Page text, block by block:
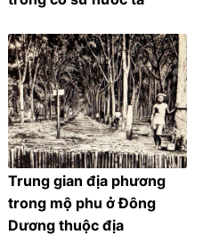
Trung gian địa phương
trong mộ phu ở Đông
Dương thuộc địa